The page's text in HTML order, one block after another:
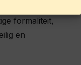
formaliteit,
en